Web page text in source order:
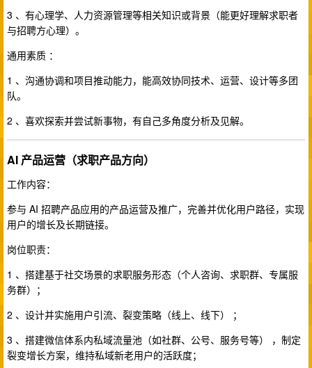
3 、有心理学、人力资源管理等相关知识或背景（能更好理解求职者
与招聘方心理）。
通用素质 ：
1 、沟通协调和项目推动能力，能高效协同技术、运营、设计等多团
队。
2 、喜欢探索并尝试新事物，有自己多角度分析及见解。
AI 产品运营（求职产品方向）
工作内容：
参与 AI 招聘产品应用的产品运营及推广，完善并优化用户路径，实现
用户的增长及长期链接。
岗位职责：
1 、搭建基于社交场景的求职服务形态（个人咨询、求职群、专属服
务群）；
2 、设计并实施用户引流、裂变策略（线上、线下） ；
3 、搭建微信体系内私域流量池（如社群、公号、服务号等） ，制定
裂变增长方案，维持私域新老用户的活跃度；